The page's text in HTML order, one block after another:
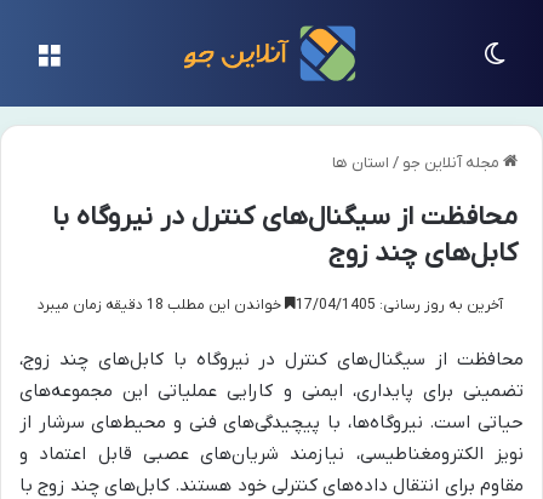
مجله آنلاین جو / استان ها
محافظت از سیگنال‌های کنترل در نیروگاه با
کابل‌های چند زوج
آخرین به روز رسانی: 17/04/1405 خواندن این مطلب 18 دقیقه زمان میبرد
محافظت از سیگنال‌های کنترل در نیروگاه با کابل‌های چند زوج،
تضمینی برای پایداری، ایمنی و کارایی عملیاتی این مجموعه‌های
حیاتی است. نیروگاه‌ها، با پیچیدگی‌های فنی و محیط‌های سرشار از
نویز الکترومغناطیسی، نیازمند شریان‌های عصبی قابل اعتماد و
مقاوم برای انتقال داده‌های کنترلی خود هستند. کابل‌های چند زوج با